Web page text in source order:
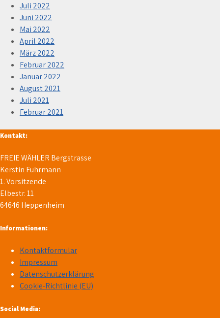
Juli 2022
Juni 2022
Mai 2022
April 2022
März 2022
Februar 2022
Januar 2022
August 2021
Juli 2021
Februar 2021
Kontakt:
FREIE WÄHLER Bergstrasse
Kerstin Fuhrmann
1. Vorsitzende
Elbestr. 11
64646 Heppenheim
Informationen:
Kontaktformular
Impressum
Datenschutzerklärung
Cookie-Richtlinie (EU)
Social Media: